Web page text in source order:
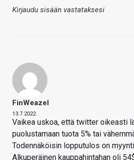
Kirjaudu sisään vastataksesi
FinWeazel
13.7.2022
Vaikea uskoa, että twitter oikeasti
puolustamaan tuota 5% tai
Todennäköisin lopputulos on
Alkuperäinen kauppahintahan oli